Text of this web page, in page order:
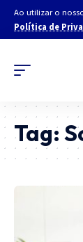
Ao utilizar o
Política de
Tag: